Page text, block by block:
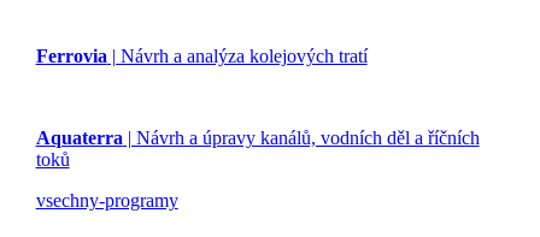
Ferrovia | Návrh a analýza kolejových tratí
Aquaterra | Návrh a úpravy kanálů, vodních děl a říčních
toků
vsechny-programy